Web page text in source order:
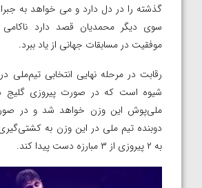
گذشته را در دل دارد و می خواهد به
سوی دیگر محمدیان قصد دارد ناکامی
موفقیت در مسابقات جهانی از یاد ببرد.
رقابت‌ در مرحله نهایی انتخابی تیم‌ملی
شیوه است که در صورت پیروزی گلیج
ملی‌پوش این وزن خواهد شد و در
دوبنده تیم‌ ملی در این وزن به
به ۲ پیروزی از ۳ مبارزه دست پیدا کند.